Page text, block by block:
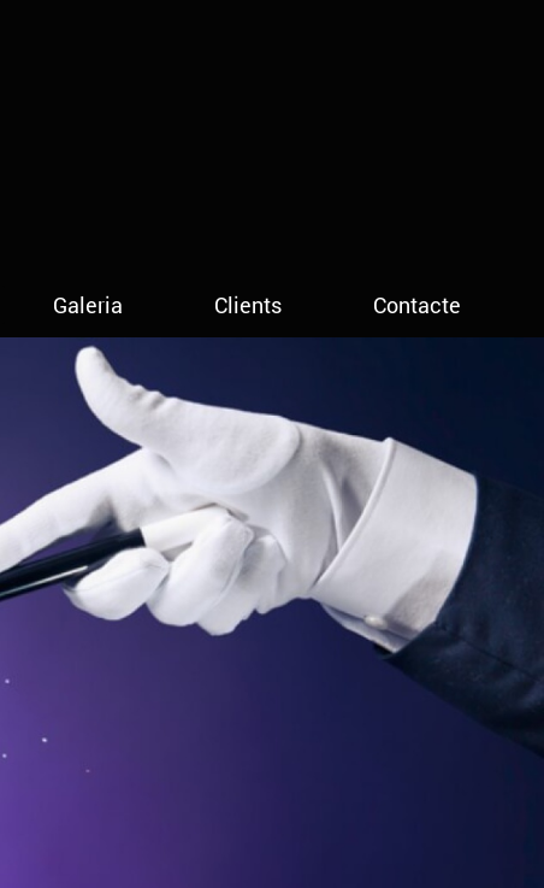
Galeria Clients Contacte